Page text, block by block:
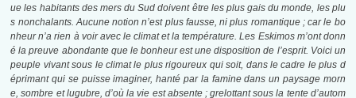
ue les habitants des mers du Sud doivent être les plus gais du monde, les plu
s nonchalants. Aucune notion n’est plus fausse, ni plus romantique ; car le bo
nheur n’a rien à voir avec le climat et la température. Les Eskimos m’ont donn
é la preuve abondante que le bonheur est une disposition de l’esprit. Voici un
peuple vivant sous le climat le plus rigoureux qui soit, dans le cadre le plus d
éprimant qui se puisse imaginer, hanté par la famine dans un paysage morn
e, sombre et lugubre, d’où la vie est absente ; grelottant sous la tente d’autom